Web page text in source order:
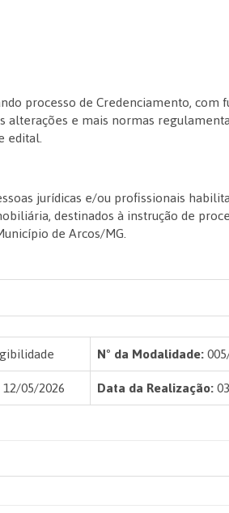
processo de Credenciamento, com
alterações e mais normas
edital.
jurídicas e/ou profissionais
destinados à instrução de
de Arcos/MG.
Nº da Modalidade:
12/05/2026 Data da Realização: